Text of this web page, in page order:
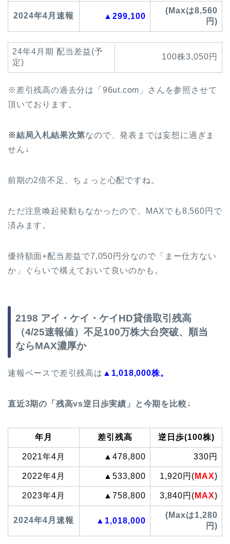
2024年4月速報 ▲299,100
(Maxは8,560
円)
24年4月期 配当差益(予
定)
100株3,050円
※差引残高の過去分は「96ut.com」さんを参照させて
頂いております。
※結局入札結果次第なので、発表までは妄想に過ぎま
せん↓
前期の2倍不足、ちょっと心配ですね。
ただ注意喚起発動もなかったので、MAXでも8,560円で
済みます。
優待額面+配当差益で7,050円分なので「まー仕方ない
か」ぐらいで構えておいて良いのかも。
2198 アイ・ケイ・ケイHD貸借取引残高
（4/25速報値）不足100万株大台突破、順当
ならMAX濃厚か
速報ベースで差引残高は ▲1,018,000株。
直近3期の「残高vs逆日歩実績」と今期を比較↓
年月 差引残高 逆日歩(100株)
2021年4月 ▲478,800 330円
2022年4月 ▲533,800 1,920円( MAX)
2023年4月 ▲758,800 3,840円( MAX)
2024年4月速報 ▲1,018,000
(Maxは1,280
円)